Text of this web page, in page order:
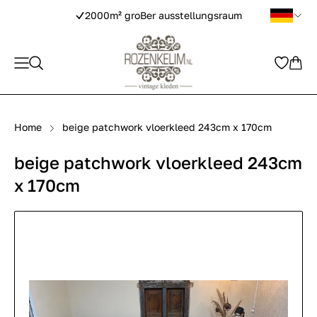
2000m² groBer ausstellungsraum
Home beige patchwork vloerkleed 243cm x 170cm
beige patchwork vloerkleed 243cm
x 170cm